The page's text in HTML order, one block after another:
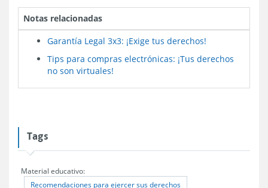
Notas relacionadas
Garantía Legal 3x3: ¡Exige tus derechos!
Tips para compras electrónicas: ¡Tus derechos
no son virtuales!
Tags
Material educativo:
Recomendaciones para ejercer sus derechos